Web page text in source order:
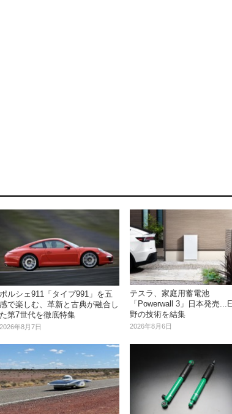
ポルシェ911「タイプ991」を五
感で楽しむ、革新と古典が融合し
た第7世代を徹底特集
2026年8月7日
テスラ、家庭用蓄電池
「Powerwall 3」日本発売
野の技術を結集
2026年8月6日